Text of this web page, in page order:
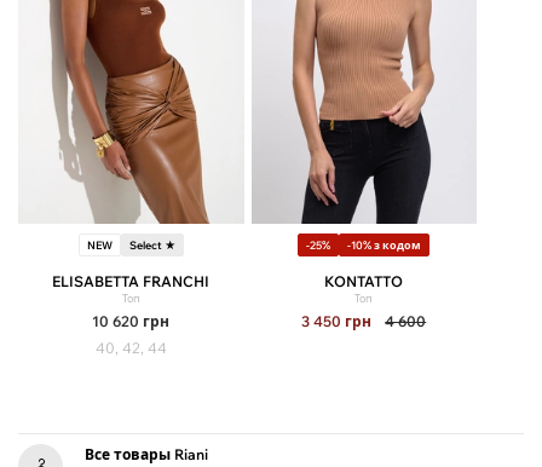
NEW Select ★
ELISABETTA FRANCHI
Топ
10 620 грн
40, 42, 44
-25% -10% з кодом
KONTATTO
Топ
3 450 грн 4 600
Все товары Riani